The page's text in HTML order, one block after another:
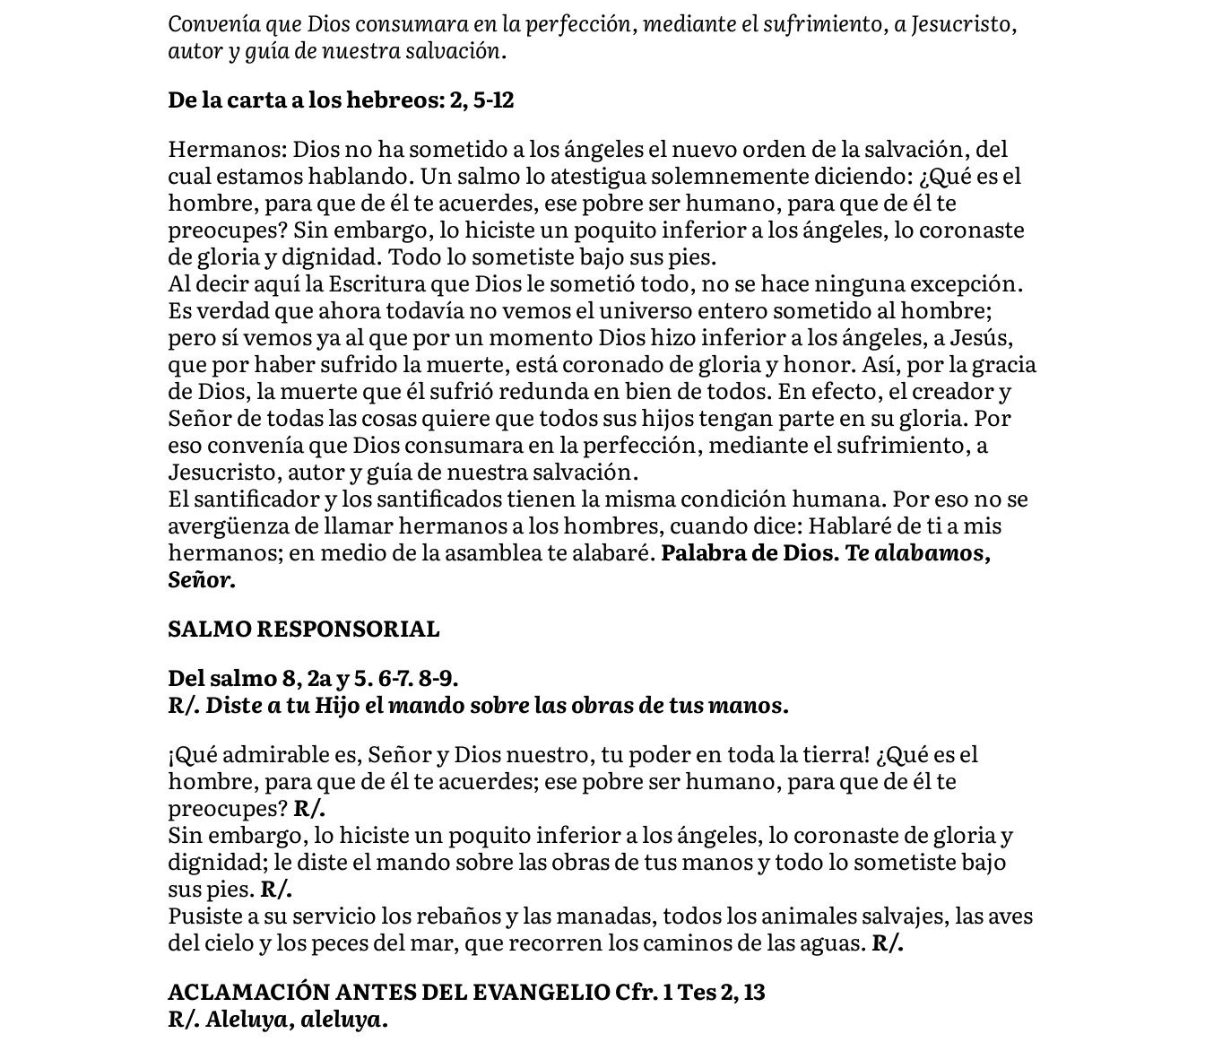
Convenía que Dios consumara en la perfección, mediante el sufrimiento, a Jesucristo,
autor y guía de nuestra salvación.
De la carta a los hebreos: 2, 5-12
Hermanos: Dios no ha sometido a los ángeles el nuevo orden de la salvación, del
cual estamos hablando. Un salmo lo atestigua solemnemente diciendo: ¿Qué es el
hombre, para que de él te acuerdes, ese pobre ser humano, para que de él te
preocupes? Sin embargo, lo hiciste un poquito inferior a los ángeles, lo coronaste
de gloria y dignidad. Todo lo sometiste bajo sus pies.
Al decir aquí la Escritura que Dios le sometió todo, no se hace ninguna excepción.
Es verdad que ahora todavía no vemos el universo entero sometido al hombre;
pero sí vemos ya al que por un momento Dios hizo inferior a los ángeles, a Jesús,
que por haber sufrido la muerte, está coronado de gloria y honor. Así, por la gracia
de Dios, la muerte que él sufrió redunda en bien de todos. En efecto, el creador y
Señor de todas las cosas quiere que todos sus hijos tengan parte en su gloria. Por
eso convenía que Dios consumara en la perfección, mediante el sufrimiento, a
Jesucristo, autor y guía de nuestra salvación.
El santificador y los santificados tienen la misma condición humana. Por eso no se
avergüenza de llamar hermanos a los hombres, cuando dice: Hablaré de ti a mis
hermanos; en medio de la asamblea te alabaré. Palabra de Dios.Te alabamos,
Señor.
SALMO RESPONSORIAL
Del salmo 8, 2a y 5. 6-7. 8-9.
R/. Diste a tu Hijo el mando sobre las obras de tus manos.
¡Qué admirable es, Señor y Dios nuestro, tu poder en toda la tierra! ¿Qué es el
hombre, para que de él te acuerdes; ese pobre ser humano, para que de él te
preocupes?R/.
Sin embargo, lo hiciste un poquito inferior a los ángeles, lo coronaste de gloria y
dignidad; le diste el mando sobre las obras de tus manos y todo lo sometiste bajo
sus pies.R/.
Pusiste a su servicio los rebaños y las manadas, todos los animales salvajes, las aves
del cielo y los peces del mar, que recorren los caminos de las aguas.R/.
ACLAMACIÓN ANTES DEL EVANGELIO Cfr. 1 Tes 2, 13
R/. Aleluya, aleluya.